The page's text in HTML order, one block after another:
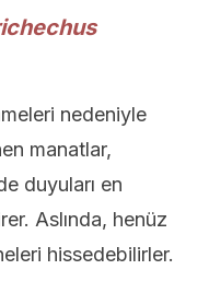
nedeniyle
manatlar,
duyuları en
Aslında, henüz
hissedebilirler.